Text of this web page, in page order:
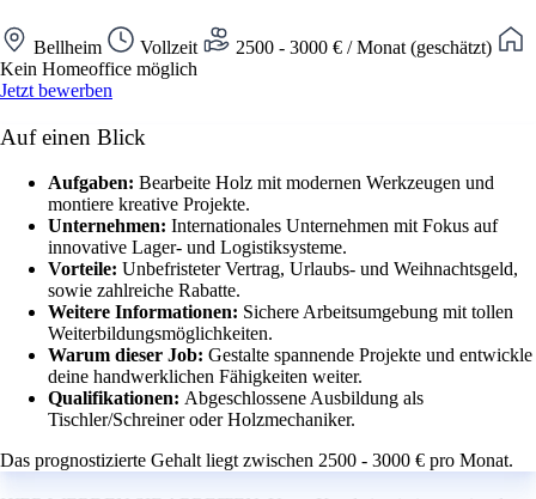
Bellheim Vollzeit
2500 - 3000 € / Monat (geschätzt)
Kein Homeoffice möglich
Jetzt bewerben
Auf einen Blick
Aufgaben: Bearbeite Holz mit modernen Werkzeugen und
montiere kreative Projekte.
Unternehmen: Internationales Unternehmen mit Fokus auf
innovative Lager- und Logistiksysteme.
Vorteile: Unbefristeter Vertrag, Urlaubs- und Weihnachtsgeld,
sowie zahlreiche Rabatte.
Weitere Informationen: Sichere Arbeitsumgebung mit tollen
Weiterbildungsmöglichkeiten.
Warum dieser Job: Gestalte spannende Projekte und entwickle
deine handwerklichen Fähigkeiten weiter.
Qualifikationen: Abgeschlossene Ausbildung als
Tischler/Schreiner oder Holzmechaniker.
Das prognostizierte Gehalt liegt zwischen 2500 - 3000 € pro Monat.